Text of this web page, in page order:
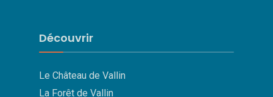
Découvrir
Le Château de Vallin
La Forêt de Vallin